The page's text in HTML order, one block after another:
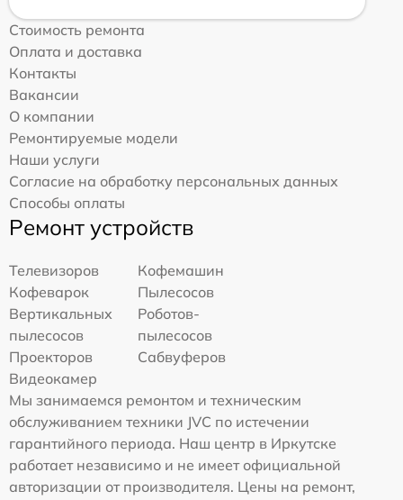
Стоимость ремонта
Оплата и доставка
Контакты
Вакансии
О компании
Ремонтируемые модели
Наши услуги
Согласие на обработку персональных данных
Способы оплаты
Ремонт устройств
Телевизоров
Кофемашин
Кофеварок
Пылесосов
Вертикальных
пылесосов
Роботов-
пылесосов
Проекторов
Сабвуферов
Видеокамер
Мы занимаемся ремонтом и техническим
обслуживанием техники JVC по истечении
гарантийного периода. Наш центр в Иркутске
работает независимо и не имеет официальной
авторизации от производителя. Цены на ремонт,